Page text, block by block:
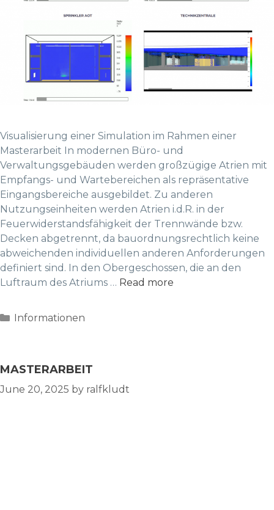
Visualisierung einer Simulation im Rahmen einer
Masterarbeit In modernen Büro- und
Verwaltungsgebäuden werden großzügige Atrien mit
Empfangs- und Wartebereichen als repräsentative
Eingangsbereiche ausgebildet. Zu anderen
Nutzungseinheiten werden Atrien i.d.R. in der
Feuerwiderstandsfähigkeit der Trennwände bzw.
Decken abgetrennt, da bauordnungsrechtlich keine
abweichenden individuellen anderen Anforderungen
definiert sind. In den Obergeschossen, die an den
Luftraum des Atriums … Read more
Categories
Informationen
MASTERARBEIT
June 20, 2025 by ralfkludt